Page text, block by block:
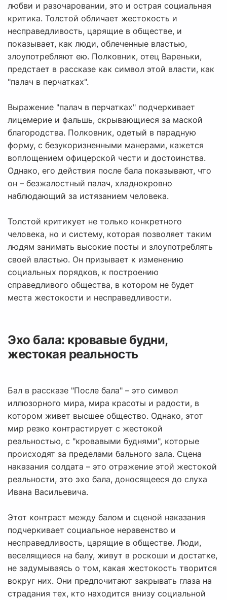
любви и разочаровании, это и острая социальная
критика. Толстой обличает жестокость и
несправедливость, царящие в обществе, и
показывает, как люди, облеченные властью,
злоупотребляют ею. Полковник, отец Вареньки,
предстает в рассказе как символ этой власти, как
"палач в перчатках".
Выражение "палач в перчатках" подчеркивает
лицемерие и фальшь, скрывающиеся за маской
благородства. Полковник, одетый в парадную
форму, с безукоризненными манерами, кажется
воплощением офицерской чести и достоинства.
Однако, его действия после бала показывают, что
он – безжалостный палач, хладнокровно
наблюдающий за истязанием человека.
Толстой критикует не только конкретного
человека, но и систему, которая позволяет таким
людям занимать высокие посты и злоупотреблять
своей властью. Он призывает к изменению
социальных порядков, к построению
справедливого общества, в котором не будет
места жестокости и несправедливости.
Эхо бала: кровавые будни,
жестокая реальность
Бал в рассказе "После бала" – это символ
иллюзорного мира, мира красоты и радости, в
котором живет высшее общество. Однако, этот
мир резко контрастирует с жестокой
реальностью, с "кровавыми буднями", которые
происходят за пределами бального зала. Сцена
наказания солдата – это отражение этой жестокой
реальности, это эхо бала, доносящееся до слуха
Ивана Васильевича.
Этот контраст между балом и сценой наказания
подчеркивает социальное неравенство и
несправедливость, царящие в обществе. Люди,
веселящиеся на балу, живут в роскоши и достатке,
не задумываясь о том, какая жестокость творится
вокруг них. Они предпочитают закрывать глаза на
страдания тех, кто находится внизу социальной